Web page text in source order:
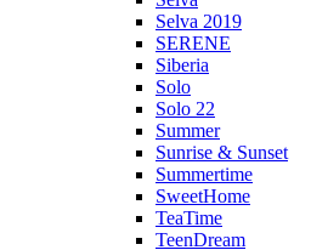
Selva 2019
SERENE
Siberia
Solo
Solo 22
Summer
Sunrise & Sunset
Summertime
SweetHome
TeaTime
TeenDream